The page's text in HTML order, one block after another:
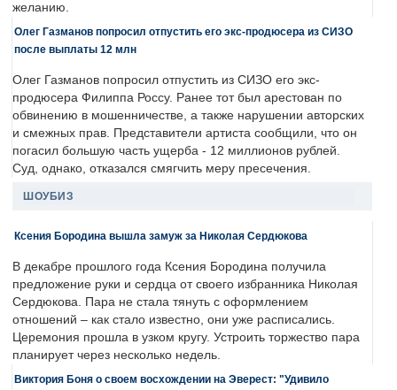
желанию.
Олег Газманов попросил отпустить его экс-продюсера из СИЗО
после выплаты 12 млн
Олег Газманов попросил отпустить из СИЗО его экс-
продюсера Филиппа Россу. Ранее тот был арестован по
обвинению в мошенничестве, а также нарушении авторских
и смежных прав. Представители артиста сообщили, что он
погасил большую часть ущерба - 12 миллионов рублей.
Суд, однако, отказался смягчить меру пресечения.
ШОУБИЗ
Ксения Бородина вышла замуж за Николая Сердюкова
В декабре прошлого года Ксения Бородина получила
предложение руки и сердца от своего избранника Николая
Сердюкова. Пара не стала тянуть с оформлением
отношений – как стало известно, они уже расписались.
Церемония прошла в узком кругу. Устроить торжество пара
планирует через несколько недель.
Виктория Боня о своем восхождении на Эверест: "Удивило